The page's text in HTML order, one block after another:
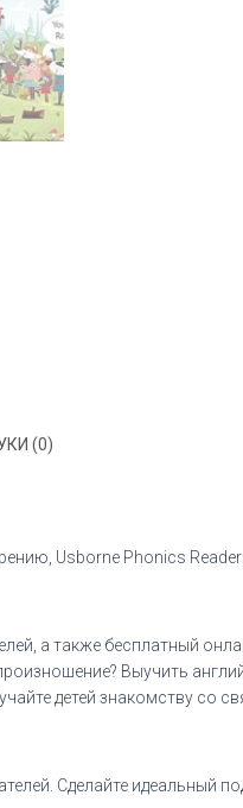
(0)
Usborne Phonics
а также бесплатный
Выучить
детей знакомству со
Сделайте идеальный